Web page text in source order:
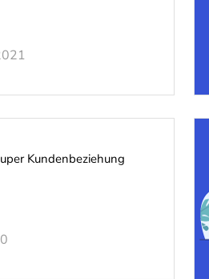
Kundenbeziehung